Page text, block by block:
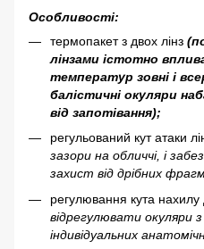
Особливості:
термопакет з двох лінз
лінзами істотно
температур зовні і
балістичні окуляри
від запотівання);
регульований кут атаки
зазори на обличчі, і
захист від дрібних
регулювання кута нахилу
відрегулювати окуляри
індивідуальних